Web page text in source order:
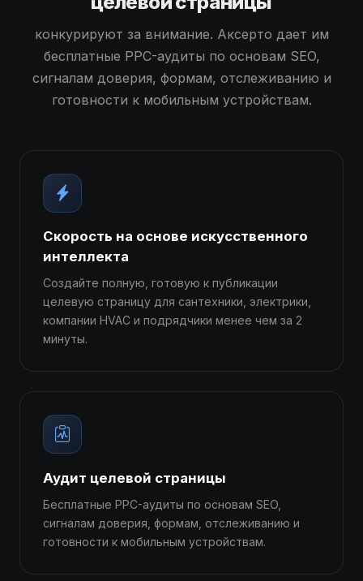
конкурируют за внимание. Аксерто дает им
бесплатные PPC-аудиты по основам SEO,
сигналам доверия, формам, отслеживанию и
готовности к мобильным устройствам.
Скорость на основе искусственного
интеллекта
Создайте полную, готовую к публикации
целевую страницу для сантехники, электрики,
компании HVAC и подрядчики менее чем за 2
минуты.
Аудит целевой страницы
Бесплатные PPC-аудиты по основам SEO,
сигналам доверия, формам, отслеживанию и
готовности к мобильным устройствам.